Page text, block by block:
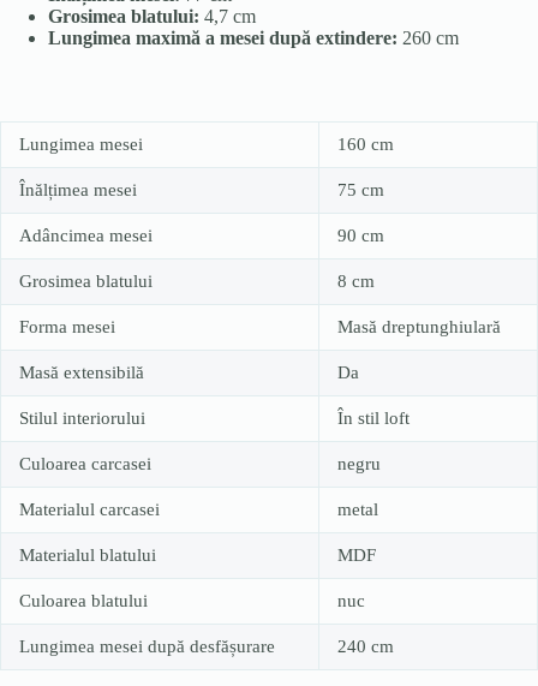
Grosimea blatului: 4,7 cm
Lungimea maximă a mesei după extindere: 260 cm
Lungimea mesei 160 cm
Înălțimea mesei 75 cm
Adâncimea mesei 90 cm
Grosimea blatului 8 cm
Forma mesei Masă dreptunghiulară
Masă extensibilă Da
Stilul interiorului În stil loft
Culoarea carcasei negru
Materialul carcasei metal
Materialul blatului MDF
Culoarea blatului nuc
Lungimea mesei după desfășurare 240 cm